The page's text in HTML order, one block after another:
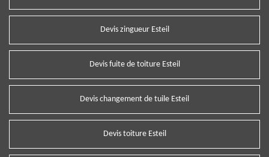
Devis zingueur Esteil
Devis fuite de toiture Esteil
Devis changement de tuile Esteil
Devis toiture Esteil